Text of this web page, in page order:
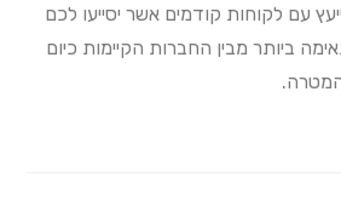
עם לקוחות קודמים אשר יסייעו לכם
ביותר מבין החברות הקיימות כיום
המטרה.